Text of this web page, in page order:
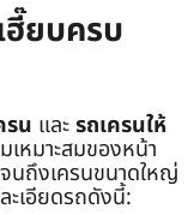
ฮี๊ยบครบ
รน และรถเครนให้
เหมาะสมของหน้า
นถึงเครนขนาดใหญ่
ะเอียดรถดังนี้: